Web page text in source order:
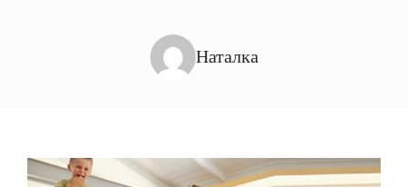
Наталка